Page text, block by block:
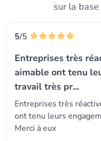
sur la
5/5
Entreprises très
aimable ont tenu
travail très pr...
Entreprises très
ont tenu leurs
Merci à eux